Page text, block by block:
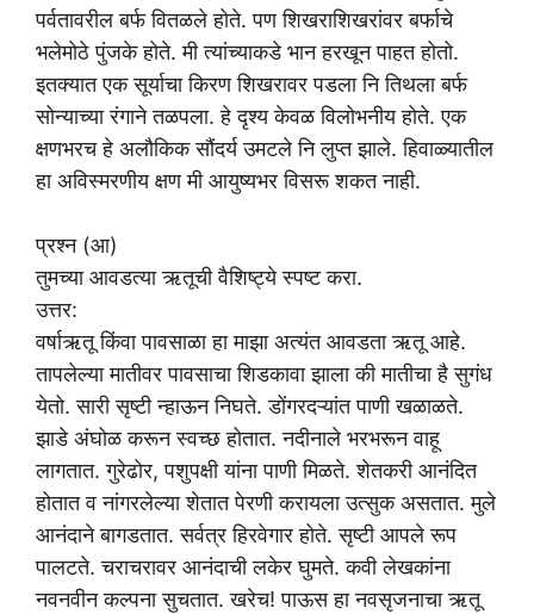
पर्वतावरील बर्फ वितळले होते. पण शिखराशिखरांवर बर्फाचे
भलेमोठे पुंजके होते. मी त्यांच्याकडे भान हरखून पाहत होतो.
इतक्यात एक सूर्याचा किरण शिखरावर पडला नि तिथला बर्फ
सोन्याच्या रंगाने तळपला. हे दृश्य केवळ विलोभनीय होते. एक
क्षणभरच हे अलौकिक सौंदर्य उमटले नि लुप्त झाले. हिवाळ्यातील
हा अविस्मरणीय क्षण मी आयुष्यभर विसरू शकत नाही.
प्रश्न (आ)
तुमच्या आवडत्या ऋतूची वैशिष्ट्ये स्पष्ट करा.
उत्तर:
वर्षाऋतू किंवा पावसाळा हा माझा अत्यंत आवडता ऋतू आहे.
तापलेल्या मातीवर पावसाचा शिडकावा झाला की मातीचा है सुगंध
येतो. सारी सृष्टी न्हाऊन निघते. डोंगरदऱ्यांत पाणी खळाळते.
झाडे अंघोळ करून स्वच्छ होतात. नदीनाले भरभरून वाहू
लागतात. गुरेढोर, पशुपक्षी यांना पाणी मिळते. शेतकरी आनंदित
होतात व नांगरलेल्या शेतात पेरणी करायला उत्सुक असतात. मुले
आनंदाने बागडतात. सर्वत्र हिरवेगार होते. सृष्टी आपले रूप
पालटते. चराचरावर आनंदाची लकेर घुमते. कवी लेखकांना
नवनवीन कल्पना सुचतात. खरेच! पाऊस हा नवसृजनाचा ऋतू